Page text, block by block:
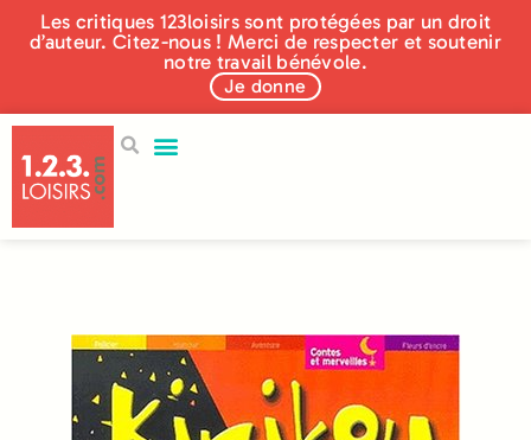
Les critiques 123loisirs sont protégées par un droit
d’auteur. Citez-nous ! Merci de respecter et soutenir
notre travail bénévole.
Je donne